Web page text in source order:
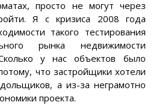
просто не могут через
Я с кризиса 2008 года
такого тестирования
рынка недвижимости
у нас объектов было
что застройщики хотели
а из-за неграмотно
проекта.